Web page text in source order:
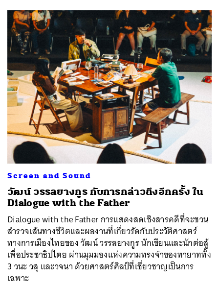
Screen and Sound
วัฒน์ วรรลยางกูร กับการกล่าวถึงอีกครั้ง ใน
Dialogue with the Father
Dialogue with the Father การแสดงสดเชิงสารคดีที่จะชวน
สำรวจเส้นทางชีวิตและผลงานที่เกี่ยวรัดกับประวัติศาสตร์
ทางการเมืองไทยของ วัฒน์ วรรลยางกูร นักเขียนและนักต่อสู้
เพื่อประชาธิปไตย ผ่านมุมมองแห่งความทรงจำของทายาททั้ง
3 วนะ วสุ และวจนา ด้วยศาสตร์ศิลป์ที่เชี่ยวชาญเป็นการ
เฉพาะ